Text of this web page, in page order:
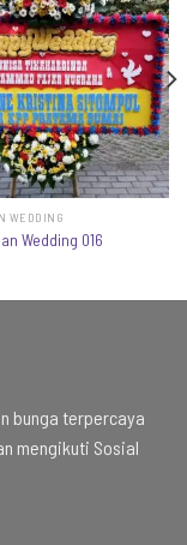
WEDDING
Wedding 016
bunga terpercaya
mengikuti Sosial